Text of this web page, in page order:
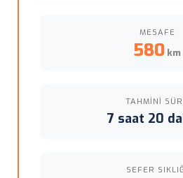
MESAFE
580 km
TAHMINI
7 saat 20
SEFER